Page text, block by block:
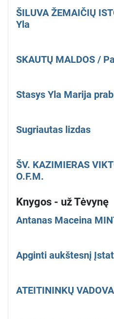
ŠILUVA ŽEMAIČIŲ
Yla
SKAUTŲ MALDOS /
Stasys Yla Marija
Sugriautas lizdas
ŠV. KAZIMIERAS
O.F.M.
Knygos - už Tėvynę
Antanas Maceina
Apginti aukštesnį
ATEITININKŲ